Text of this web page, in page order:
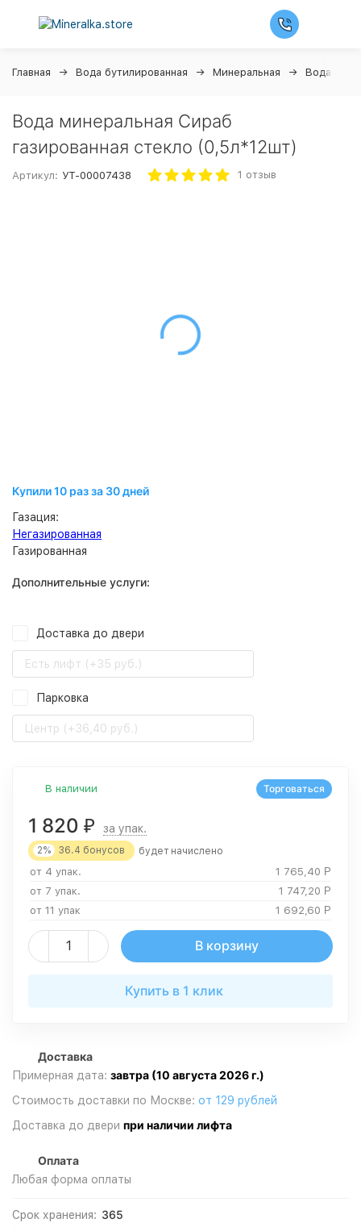
Главная Вода бутилированная Минеральная Вода
Вода минеральная Сираб
газированная стекло (0,5л*12шт)
Артикул: УТ-00007438 1 отзыв
Купили 10 раз за 30 дней
Газация:
Негазированная
Газированная
Дополнительные услуги:
Доставка до двери
Есть лифт (+35 руб.)
Парковка
Центр (+36,40 руб.)
В наличии
1 820 ₽ за упак.
2% 36.4 бонусов будет начислено
от 4 упак. 1 765,40 Р
от 7 упак.
1 747,20 Р
от 11 упак
1 692,60 Р
В корзину
Купить в 1 клик
Торговаться
Доставка
Примерная дата: завтра (10 августа 2026 г.)
Стоимость доставки по Москве: от 129 рублей
Доставка до двери при наличии лифта
Оплата
Любая форма оплаты
Срок хранения: 365